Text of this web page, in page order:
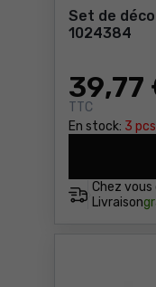
Set de
1024384
39,77
TTC
En stock: 3
Chez vous
Livraison